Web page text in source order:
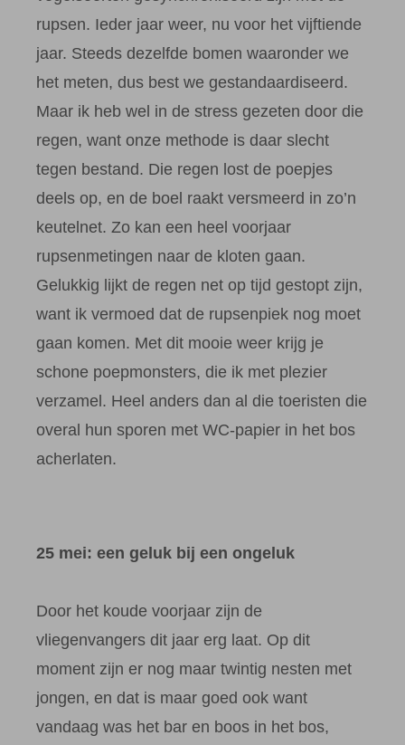
rupsen. Ieder jaar weer, nu voor het vijftiende
jaar. Steeds dezelfde bomen waaronder we
het meten, dus best we gestandaardiseerd.
Maar ik heb wel in de stress gezeten door die
regen, want onze methode is daar slecht
tegen bestand. Die regen lost de poepjes
deels op, en de boel raakt versmeerd in zo’n
keutelnet. Zo kan een heel voorjaar
rupsenmetingen naar de kloten gaan.
Gelukkig lijkt de regen net op tijd gestopt zijn,
want ik vermoed dat de rupsenpiek nog moet
gaan komen. Met dit mooie weer krijg je
schone poepmonsters, die ik met plezier
verzamel. Heel anders dan al die toeristen die
overal hun sporen met WC-papier in het bos
acherlaten.
25 mei: een geluk bij een ongeluk
Door het koude voorjaar zijn de
vliegenvangers dit jaar erg laat. Op dit
moment zijn er nog maar twintig nesten met
jongen, en dat is maar goed ook want
vandaag was het bar en boos in het bos,